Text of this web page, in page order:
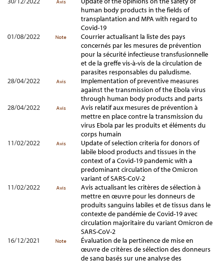
Avis
human body products in the fields of
transplantation and MPA with regard to
Covid-19
01/08/2022
Note
Courrier actualisant la liste des pays
concernés par les mesures de prévention
pour la sécurité infectieuse transfusionnelle
et de la greffe vis-à-vis de la circulation de
parasites responsables du paludisme.
28/04/2022
Avis
Implementation of preventive measures
against the transmission of the Ebola virus
through human body products and parts
28/04/2022
Avis
Avis relatif aux mesures de prévention à
mettre en place contre la transmission du
virus Ebola par les produits et éléments du
corps humain
11/02/2022
Avis
Update of selection criteria for donors of
labile blood products and tissues in the
context of a Covid-19 pandemic with a
predominant circulation of the Omicron
variant of SARS-CoV-2
11/02/2022
Avis
Avis actualisant les critères de sélection à
mettre en œuvre pour les donneurs de
produits sanguins labiles et de tissus dans le
contexte de pandémie de Covid-19 avec
circulation majoritaire du variant Omicron de
SARS-CoV-2
16/12/2021
Note
Évaluation de la pertinence de mise en
œuvre de critères de sélection des donneurs
de sang basés sur une analyse des